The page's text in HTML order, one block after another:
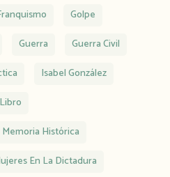
Golpe
Guerra
Guerra Civil
Isabel González
Libro
Memoria Histórica
En La Dictadura